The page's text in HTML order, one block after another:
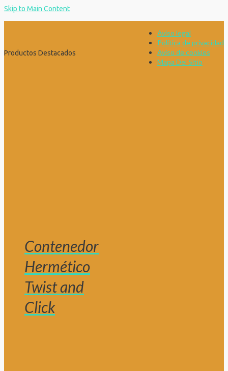
Skip to Main Content
Aviso legal
Política de privacidad
Aviso de cookies
Mapa Del Sitio
Productos Destacados
Contenedor
Hermético
Twist and
Click